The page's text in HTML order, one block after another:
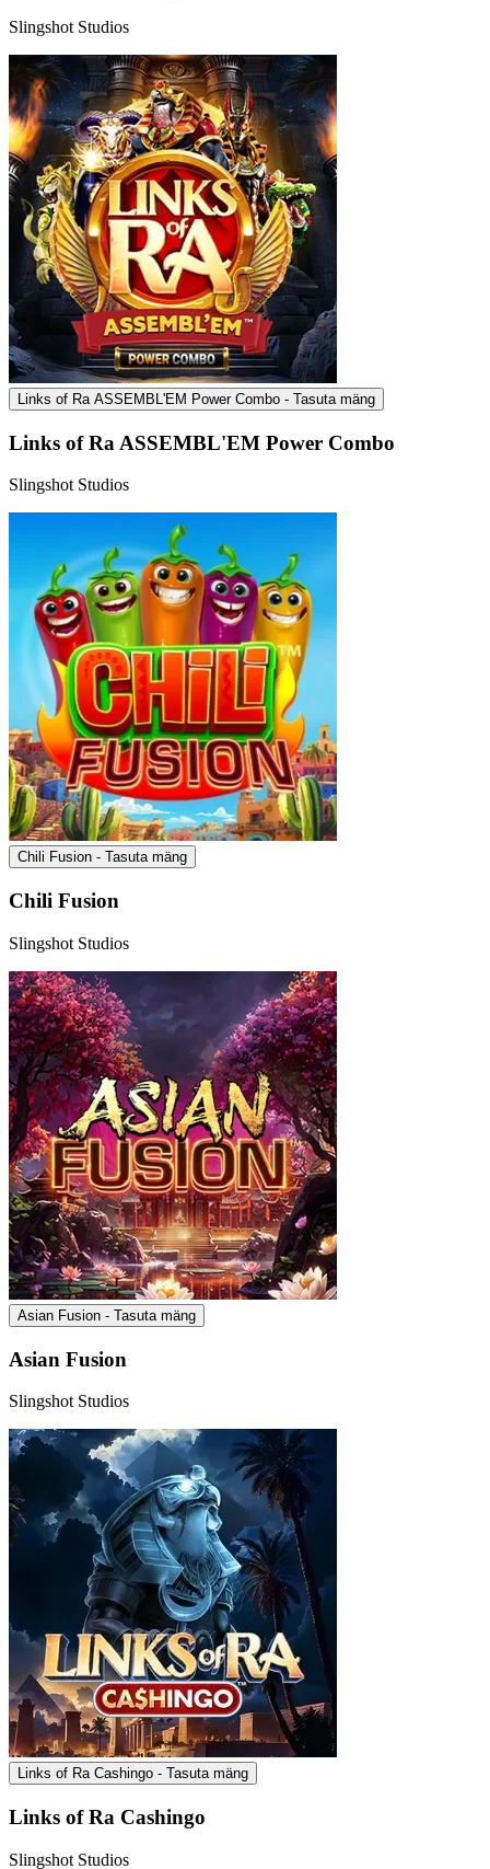
Slingshot Studios
Links of Ra ASSEMBL'EM Power Combo - Tasuta mäng
Links of Ra ASSEMBL'EM Power Combo
Slingshot Studios
Chili Fusion - Tasuta mäng
Chili Fusion
Slingshot Studios
Asian Fusion - Tasuta mäng
Asian Fusion
Slingshot Studios
Links of Ra Cashingo - Tasuta mäng
Links of Ra Cashingo
Slingshot Studios